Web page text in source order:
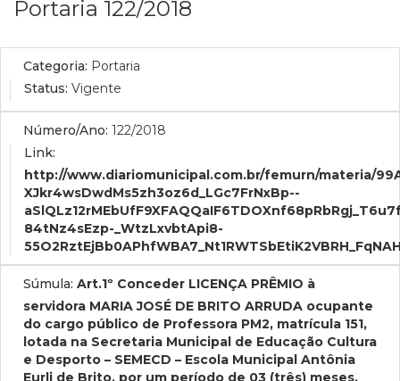
Portaria 122/2018
Categoria: Portaria
Status: Vigente
Número/Ano: 122/2018
Link:
http://www.diariomunicipal.com.br/femurn/materia/
XJkr4wsDwdMs5zh3oz6d_LGc7FrNxBp--
84tNz4sEzp-_WtzLxvbtApi8-
Súmula: Art.1º Conceder LICENÇA PRÊMIO à
servidora MARIA JOSÉ DE BRITO ARRUDA ocupante
do cargo público de Professora PM2, matrícula 151,
lotada na Secretaria Municipal de Educação Cultura
e Desporto – SEMECD – Escola Municipal Antônia
Eurli de Brito, por um período de 03 (três) meses,